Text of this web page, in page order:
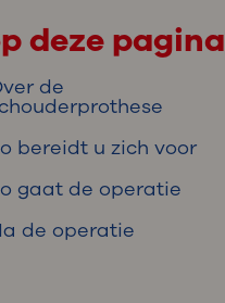
Uw
deze pagina
de
bereidt u zich voor
gaat de operatie
de operatie